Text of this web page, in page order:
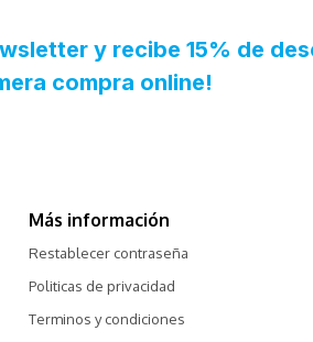
Más información
Restablecer contraseña
Politicas de privacidad
Terminos y condiciones